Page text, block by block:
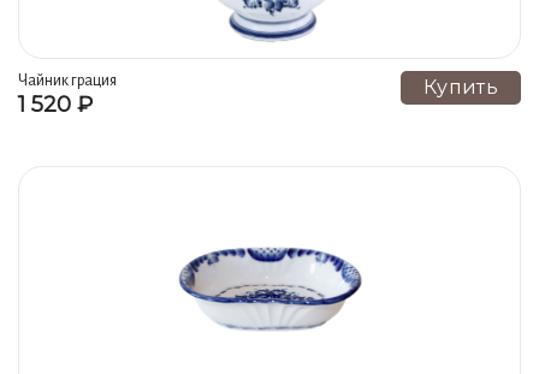
Чайник грация
1 520 ₽
Купить